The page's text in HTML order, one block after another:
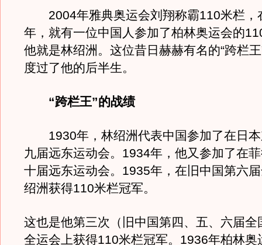
2004年雅典奥运会刘翔称霸110米栏，
年，就有一位中国人参加了柏林奥运会的
他就是林绍洲。这位昔日赫赫有名的“跨栏
度过了他的后半生。
“跨栏王”的战绩
1930年，林绍洲代表中国参加了在日本
九届远东运动会。1934年，他又参加了在
十届远东运动会。1935年，在旧中国第六
绍洲获得110米栏冠军。
这也是他第三次（旧中国第四、五、六届全
全运会上获得110米栏冠军。1936年柏林奥